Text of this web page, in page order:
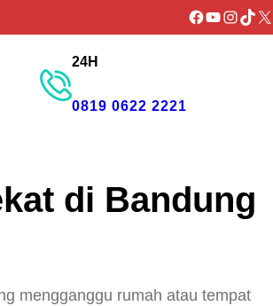
Facebook
YouTubeX
24H
0819 0622 2221
di Bandung
mengganggu rumah atau tempat